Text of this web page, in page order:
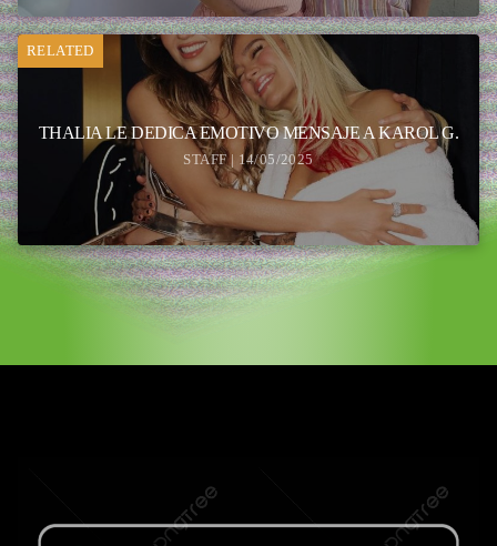
RELATED
THALIA LE DEDICA EMOTIVO MENSAJE A KAROL G.
STAFF | 14/05/2025